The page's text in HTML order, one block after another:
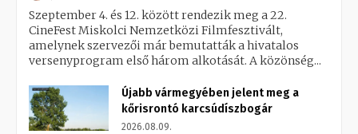
Szeptember 4. és 12. között rendezik meg a 22.
CineFest Miskolci Nemzetközi Filmfesztivált,
amelynek szervezői már bemutatták a hivatalos
versenyprogram első három alkotását. A közönség...
Újabb vármegyében jelent meg a
kőrisrontó karcsúdíszbogár
2026.08.09.